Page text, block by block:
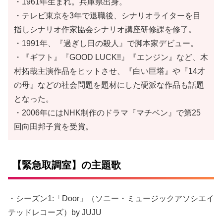
・1961年生まれ。兵庫県出身。
・テレビ東京を3年で退職後、シナリオライターを目
指しシナリオ作家協会シナリオ講座研修課を修了。
・1991年、『過ぎし日の殺人』で脚本家デビュー。
・『ギフト』『GOOD LUCK!!』『エンジン』など、木
村拓哉主演作品をヒットさせ、『白い巨塔』や『14才
の母』などの社会問題を題材にした硬派な作品も話題
となった。
・2006年にはNHK制作のドラマ『マチベン』で第25
回向田邦子賞を受賞。
【緊急取調室】の主題歌
・シーズン1:「Door」（ソニー・ミュージックアソシエイ
テッドレコーズ）by JUJU